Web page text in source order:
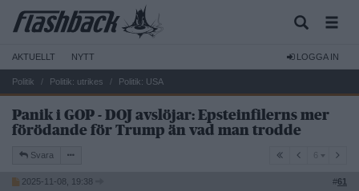
AKTUELLT NYTT LOGGA IN
Politik Politik: utrikes Politik: USA
Panik i GOP - DOJ avslöjar: Epsteinfilerns mer
förödande för Trump än vad man trodde
Svara
2025-11-08, 19:38 #61